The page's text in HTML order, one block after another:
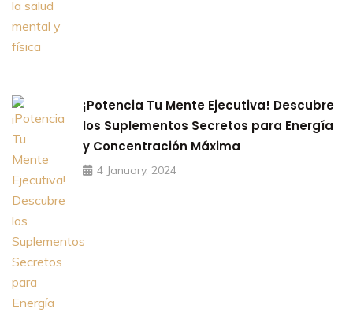
¡Potencia Tu Mente Ejecutiva! Descubre
los Suplementos Secretos para Energía
y Concentración Máxima
4 January, 2024